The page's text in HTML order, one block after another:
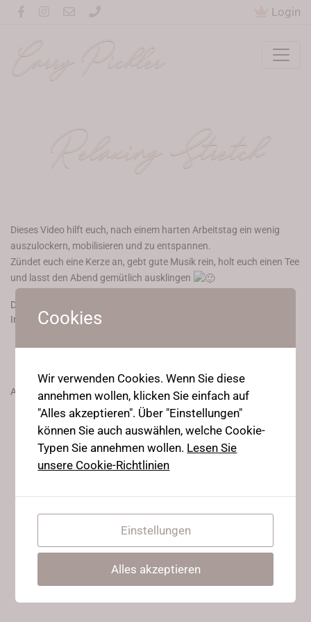
Login
Carry Pichler
Relaxing Stretch
Dieses Video hilft euch, nach einem harten Arbeitstag ein wenig
auszulockern, mobilisieren und zu entspannen.
Zündet euch eine Kerze an, gebt gute Musik rein, holt euch einen Tee
und lasst den Abend gemütlich ausklingen
Dieser Inhalt ist nur für Stretching Beginners, Stretching
Intermediates, und Strong flexy Ninjas Mitglieder.
Already a member?
Hier einloggen
Cookies
Wir verwenden Cookies. Wenn Sie diese
annehmen wollen, klicken Sie einfach auf
"Alles akzeptieren". Über "Einstellungen"
können Sie auch auswählen, welche Cookie-
Typen Sie annehmen wollen. Lesen Sie
unsere Cookie-Richtlinien
Einstellungen
Alles akzeptieren